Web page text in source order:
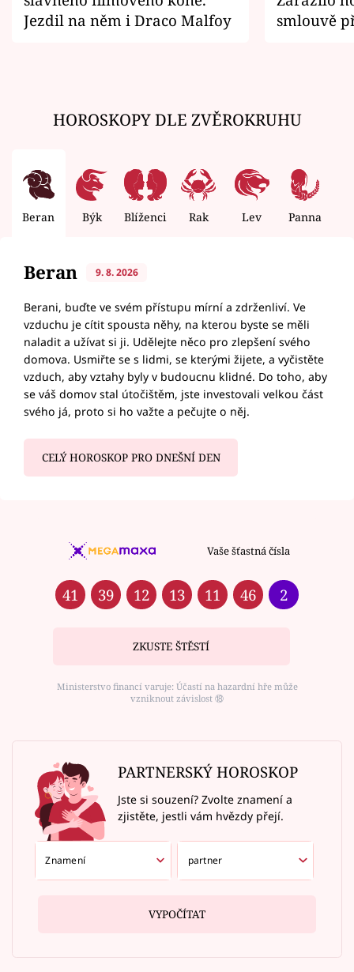
Jezdil na něm i Draco Malfoy
smlouvě
HOROSKOPY DLE ZVĚROKRUHU
Beran Býk Blíženci Rak Lev Panna
Beran 9. 8. 2026
Berani, buďte ve svém přístupu mírní a zdrženliví. Ve
vzduchu je cítit spousta něhy, na kterou byste se měli
naladit a užívat si ji. Udělejte něco pro zlepšení svého
domova. Usmiřte se s lidmi, se kterými žijete, a vyčistěte
vzduch, aby vztahy byly v budoucnu klidné. Do toho, aby
se váš domov stal útočištěm, jste investovali velkou část
svého já, proto si ho važte a pečujte o něj.
CELÝ HOROSKOP PRO DNEŠNÍ DEN
Vaše šťastná čísla
41 39 12 13 11 46 2
ZKUSTE ŠTĚSTÍ
Ministerstvo financí varuje: Účastí na hazardní hře může
vzniknout závislost ⑱
PARTNERSKÝ HOROSKOP
Jste si souzení? Zvolte znamení a
zjistěte, jestli vám hvězdy přejí.
VYPOČÍTAT